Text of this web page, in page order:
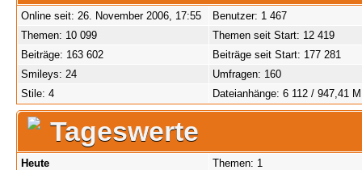
Online seit: 26. November 2006, 17:55
Benutzer: 1 467
Themen: 10 099
Themen seit Start: 12 419
Beiträge: 163 602
Beiträge seit Start: 177 281
Smileys: 24
Umfragen: 160
Stile: 4
Dateianhänge: 6 112 / 947,41
Tageswerte
Heute
Themen: 1